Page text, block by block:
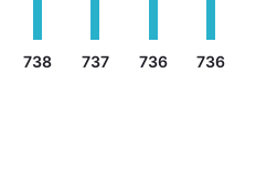
738 737 736 736